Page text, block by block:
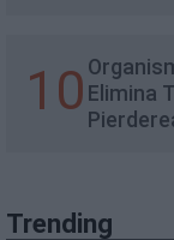
10 Elimina
Trending